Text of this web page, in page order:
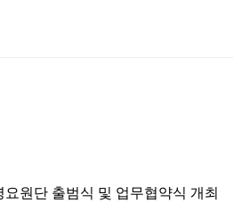
원단 출범식 및 업무협약식 개최